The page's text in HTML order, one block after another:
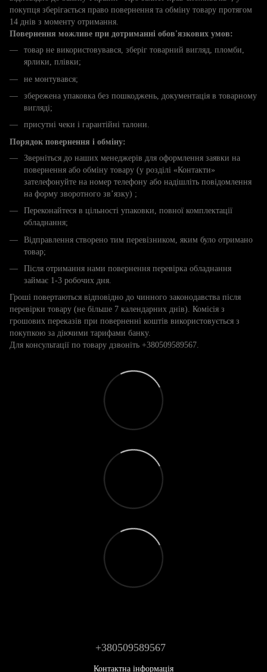
покупця зберігається право повернення та обміну товару протягом
14 днів з моменту отримання.
Повернення можливе при дотриманні обов'язкових умов:
товар не використовувався, зберіг товарний вигляд, пломби,
ярлики, плівки;
не монтувався;
збережена упаковка без пошкоджень, документація в товарному
вигляді;
присутні чеки і гарантійні талони.
Порядок повернення і обміну:
Зверніться до наших менеджерів для оформлення заявки на
повернення або обміну товару (у розділі «Контакти»
зателефонуйте на номер телефону або надішліть повідомлення
на форму зворотного зв’язку) ;
Переконайтеся в цільності упаковки, повної комплектації
обладнання;
Відправлення створено тим перевізником, яким було отримано
товар;
Після отримання нами повернення перевірка обладнання
займає 1-3 робочих дня.
Гроші повертаються відповідно до чинного законодавства після
перевірки товару (не більше 7 календарних днів). Комісія з
грошових переказів при поверненні коштів використовується з
покупкою за діючими тарифами банку.
Для консультації по товару дзвоніть +380509589567.
+380509589567
Контактна інформація